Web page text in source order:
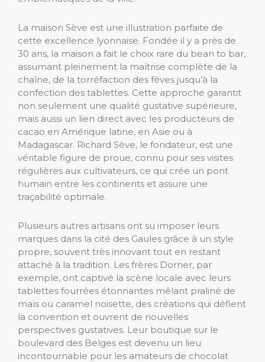
La maison Sève est une illustration parfaite de
cette excellence lyonnaise. Fondée il y a près de
30 ans, la maison a fait le choix rare du bean to bar,
assumant pleinement la maîtrise complète de la
chaîne, de la torréfaction des fèves jusqu’à la
confection des tablettes. Cette approche garantit
non seulement une qualité gustative supérieure,
mais aussi un lien direct avec les producteurs de
cacao en Amérique latine, en Asie ou à
Madagascar. Richard Sève, le fondateur, est une
véritable figure de proue, connu pour ses visites
régulières aux cultivateurs, ce qui crée un pont
humain entre les continents et assure une
traçabilité optimale.
Plusieurs autres artisans ont su imposer leurs
marques dans la cité des Gaules grâce à un style
propre, souvent très innovant tout en restant
attaché à la tradition. Les frères Dorner, par
exemple, ont captivé la scène locale avec leurs
tablettes fourrées étonnantes mêlant praliné de
maïs ou caramel noisette, des créations qui défient
la convention et ouvrent de nouvelles
perspectives gustatives. Leur boutique sur le
boulevard des Belges est devenu un lieu
incontournable pour les amateurs de chocolat